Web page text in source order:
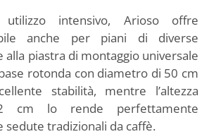
intensivo, Arioso offre
anche per piani di diverse
alla piastra di montaggio universale
rotonda con diametro di 50 cm
stabilità, mentre l’altezza
cm lo rende perfettamente
sedute tradizionali da caffè.